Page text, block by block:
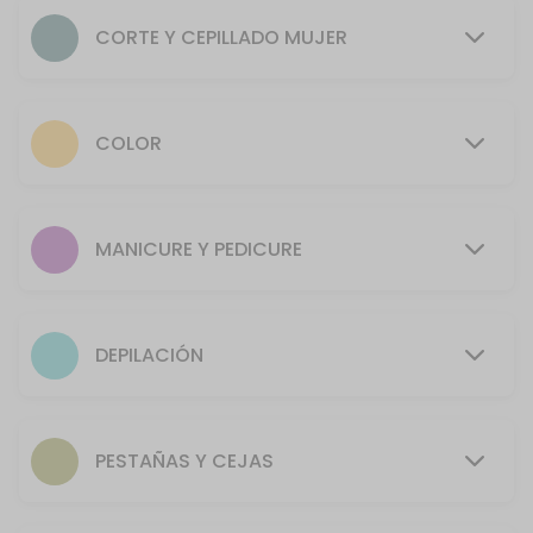
50 min · COP2.0
Depilaci&oacute;n rostro
Manicure + Pedicure
Barba
40 min · COP32000.0
Estimado cliente, por normatividad de Bioseguridad, a todo
80 min · COP3.0
CORTE Y CEPILLADO MUJER
COLOR
MANICURE Y PEDICURE
DEPILACIÓN
PESTAÑAS Y CEJAS